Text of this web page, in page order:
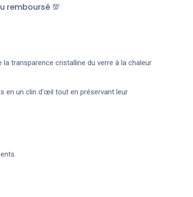
remboursé 💯
la transparence cristalline du verre à la chaleur
en un clin d'œil tout en préservant leur